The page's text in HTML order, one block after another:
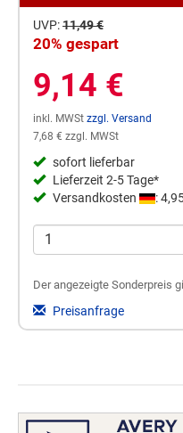
UVP:11,49 €
20% gespart
9,14 €
inkl. MWSt zzgl. Versand
7,68 € zzgl. MWSt
sofort lieferbar
Lieferzeit 2-5 Tage*
Versandkosten
:
Der angezeigte Sonderpreis
Preisanfrage